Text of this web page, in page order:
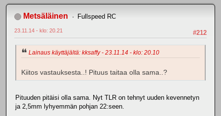
Metsäläinen Fullspeed RC
#212
23.11.14 - klo: 20.21
Lainaus käyttäjältä: kksaffy - 23.11.14 - klo: 20.10
Kiitos vastauksesta..! Pituus taitaa olla sama..?
Pituuden pitäisi olla sama. Nyt TLR on tehnyt uuden kevennetyn
ja 2,5mm lyhyemmän pohjan 22:seen.